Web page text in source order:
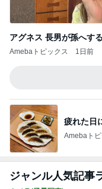
疲れた日
Amebaトピ
1
な
北
2
妻に